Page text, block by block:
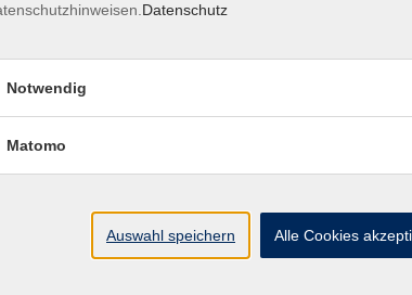
Uhr
Volkshochschule
Uhr
Datenschutz
Notwendig
Matomo
Auswahl speichern Alle Cookies